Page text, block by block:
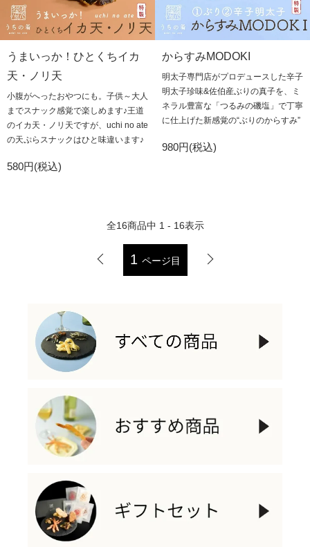
うまいっか！ひとくちイカ
天・ノリ天
小腹がへったおやつにも。子供～大人
までスナック感覚で楽しめます♪王道
のイカ天・ノリ天ですが、uchi no ate
の天ぷらスナックはひと味違います♪
580円(税込)
からすみMODOKI
明太子専門店がプロデュースした辛子
明太子珍味&佐伯産ぶりの真子を、ミ
ネラル豊富な「つるみの磯塩」で丁寧
に仕上げた新感覚の“ぶりのからすみ”
980円(税込)
全16商品中 1 - 16表示
1 ページ目